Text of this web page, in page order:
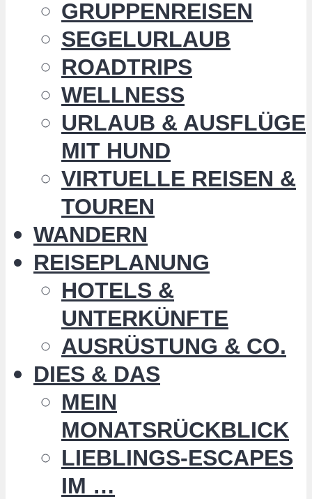
GRUPPENREISEN
SEGELURLAUB
ROADTRIPS
WELLNESS
URLAUB & AUSFLÜGE
MIT HUND
VIRTUELLE REISEN &
TOUREN
WANDERN
REISEPLANUNG
HOTELS &
UNTERKÜNFTE
AUSRÜSTUNG & CO.
DIES & DAS
MEIN
MONATSRÜCKBLICK
LIEBLINGS-ESCAPES
IM …